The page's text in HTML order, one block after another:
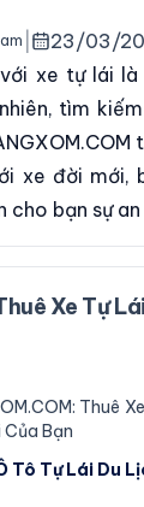
23/03/
xe tự lái là
tìm
xe đời mới,
cho bạn sự
Xe Tự
Thuê
Bạn
Tô Tự Lái Du